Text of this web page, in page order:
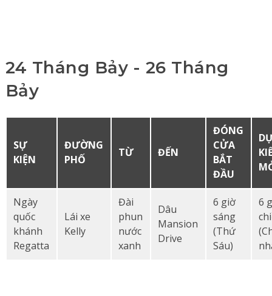
24 Tháng Bảy - 26 Tháng
Bảy
SỰ
KIỆN
ĐƯỜNG
PHỐ
TỪ ĐẾN
ĐÓNG
CỬA
BẮT
ĐẦU
Ngày
quốc
khánh
Regatta
Lái xe
Kelly
Đài
phun
nước
xanh
Dâu
Mansion
Drive
6 giờ
sáng
(Thứ
Sáu)
6